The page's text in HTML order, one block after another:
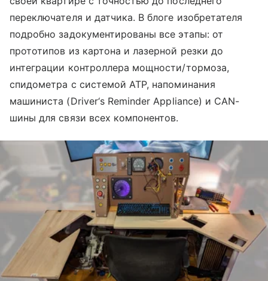
переключателя и датчика. В блоге изобретателя
подробно задокументированы все этапы: от
прототипов из картона и лазерной резки до
интеграции контроллера мощности/тормоза,
спидометра с системой ATP, напоминания
машиниста (Driver‘s Reminder Appliance) и CAN-
шины для связи всех компонентов.